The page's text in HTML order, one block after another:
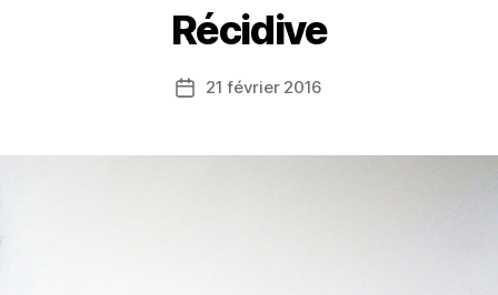
Récidive
Date21 février 2016